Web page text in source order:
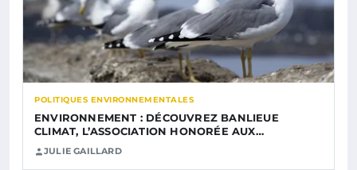
POLITIQUES ENVIRONNEMENTALES
ENVIRONNEMENT : DÉCOUVREZ BANLIEUE
CLIMAT, L’ASSOCIATION HONORÉE AUX…
JULIE GAILLARD